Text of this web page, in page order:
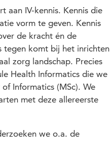
aan IV-kennis. Kennis die
vorm te geven. Kennis
de kracht én de
tegen komt bij het inrichten
zorg landschap. Precies
Health Informatics die we
Informatics (MSc). We
met deze allereerste
we o.a. de